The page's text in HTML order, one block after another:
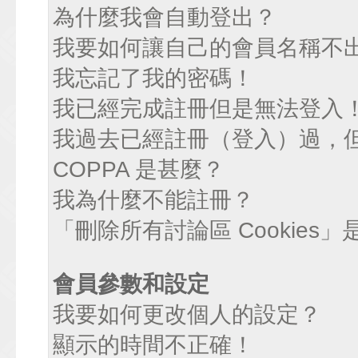
為什麼我會自動登出？
我要如何讓自己的會員名稱不
我忘記了我的密碼！
我已經完成註冊但是無法登入
我過去已經註冊（登入）過，
COPPA 是甚麼？
我為什麼不能註冊？
「刪除所有討論區 Cookies」
會員參數和設定
我要如何更改個人的設定？
顯示的時間不正確！